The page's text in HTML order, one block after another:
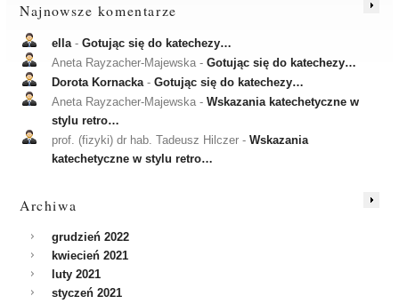
Najnowsze komentarze
ella-Gotując się do katechezy…
Aneta Rayzacher-Majewska -Gotując się do katechezy…
Dorota Kornacka-Gotując się do katechezy…
Aneta Rayzacher-Majewska -Wskazania katechetyczne w
stylu retro…
prof. (fizyki) dr hab. Tadeusz Hilczer -Wskazania
katechetyczne w stylu retro…
Archiwa
grudzień 2022
kwiecień 2021
luty 2021
styczeń 2021